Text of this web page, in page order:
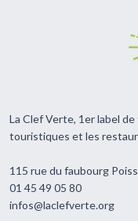
La Clef Verte, 1er label
touristiques et les
115 rue du faubourg
01 45 49 05 80
infos@laclefverte.org